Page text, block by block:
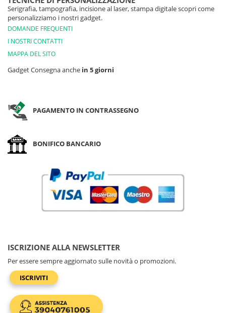
Serigrafia, tampografia, incisione al laser, stampa digitale scopri come
personalizziamo i nostri gadget.
DOMANDE FREQUENTI
I NOSTRI CONTATTI
MAPPA DEL SITO
Gadget Consegna anche in 5 giorni
PAGAMENTO IN CONTRASSEGNO
BONIFICO BANCARIO
ISCRIZIONE ALLA NEWSLETTER
Per essere sempre aggiornato sulle novità o promozioni.
ISCRIVITI